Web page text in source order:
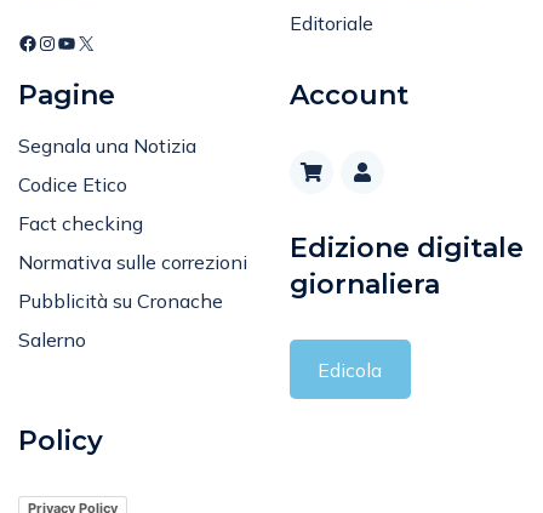
Editoriale
Pagine
Segnala una Notizia
Codice Etico
Fact checking
Normativa sulle correzioni
Pubblicità su Cronache
Salerno
Account
Edizione digitale
giornaliera
Edicola
Policy
Privacy Policy